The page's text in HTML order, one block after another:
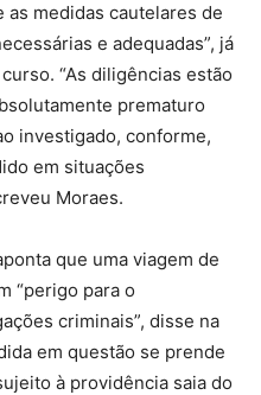
as medidas cautelares de
e adequadas”, já
“As diligências estão
prematuro
investigado, conforme,
em situações
Moraes.
que uma viagem de
“perigo para o
criminais”, disse na
em questão se prende
à providência saia do